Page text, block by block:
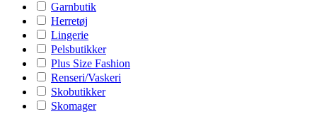
Garnbutik
Herretøj
Lingerie
Pelsbutikker
Plus Size Fashion
Renseri/Vaskeri
Skobutikker
Skomager